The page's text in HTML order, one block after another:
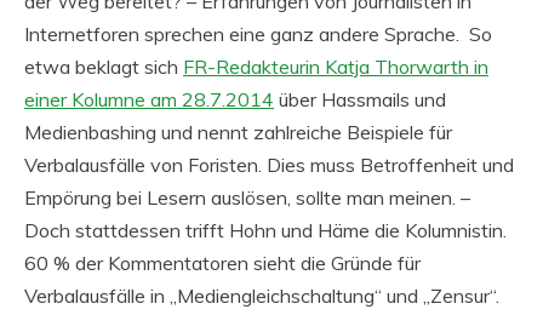
Internetforen sprechen eine ganz andere Sprache. So
etwa beklagt sich FR-Redakteurin Katja Thorwarth in
einer Kolumne am 28.7.2014 über Hassmails und
Medienbashing und nennt zahlreiche Beispiele für
Verbalausfälle von Foristen. Dies muss Betroffenheit und
Empörung bei Lesern auslösen, sollte man meinen. –
Doch stattdessen trifft Hohn und Häme die Kolumnistin.
60 % der Kommentatoren sieht die Gründe für
Verbalausfälle in „Mediengleichschaltung“ und „Zensur“.